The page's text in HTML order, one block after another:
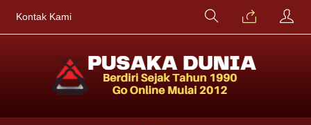
Kontak Kami